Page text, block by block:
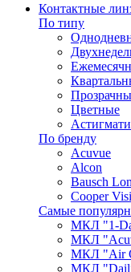
Контактные
По типу
Цветные
По бренду
Acuvue
Alcon
Bausch
Cooper
Самые
МКЛ "1-
МКЛ
МКЛ "Air
МКЛ